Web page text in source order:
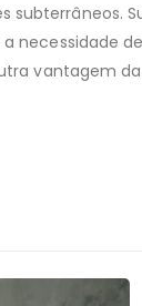
subterrâneos.
necessidade
vantagem